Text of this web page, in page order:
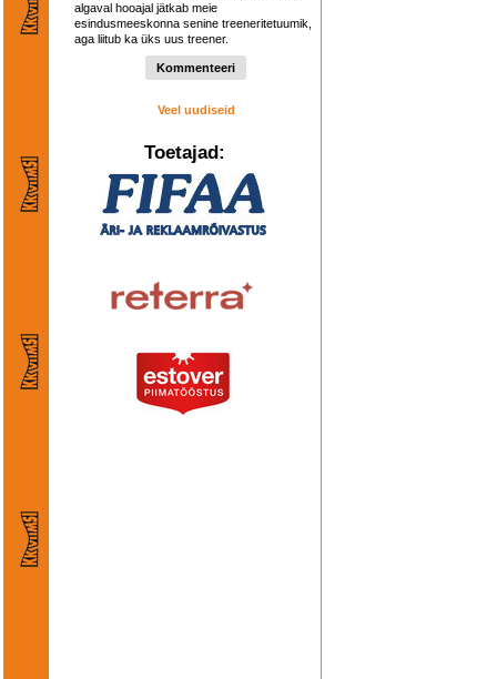
algaval hooajal jätkab meie
esindusmeeskonna senine treeneritetuumik,
aga liitub ka üks uus treener.
Kommenteeri
Veel uudiseid
Toetajad: